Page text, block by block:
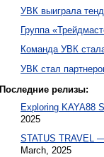
УВК выиграла
Группа
Команда УВК
УВК стал
Последние релизы:
Exploring KAYA88
2025
STATUS TRAVEL
March, 2025